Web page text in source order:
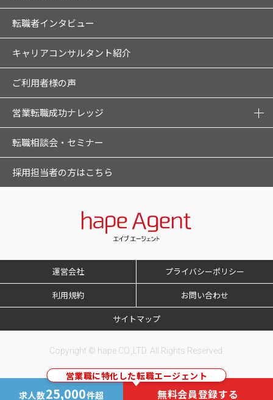
営業職に特化した転職エージェント
求人数25,000件超 無料会員登録する
転職者インタビュー
キャリアコンサルタント紹介
ご利用者様の声
営業転職成功ナレッジ
転職相談会・セミナー
採用担当者の方はこちら
運営会社 プライバシーポリシー
利用規約 お問い合わせ
サイトマップ
Copyright © hape CO.,LTD. All Rights Reserved.